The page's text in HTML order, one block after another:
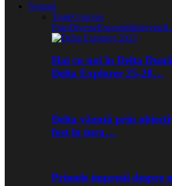
Noutati
ToateConcurs
FotoDiverseExpozitiiInterviuri
Hai cu noi în Delta
Delta Explorer 25-28…
Delta văzută prin
fost în tura…
Primele impresii despre